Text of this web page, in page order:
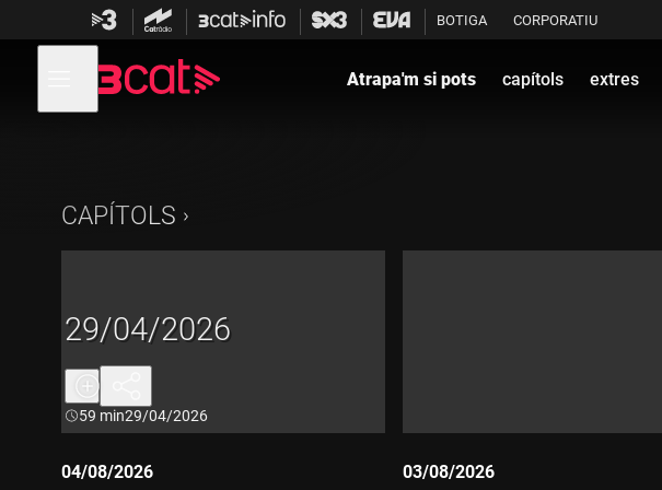
contingut
BOTIGA CORPORATIU
menú
de
Atrapa'm si pots capítols extres
29/04/2026
Durada:
59 min29/04/2026
CAPÍTOLS
04/08/2026 03/08/2026